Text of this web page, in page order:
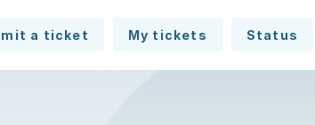
a ticket My tickets Status